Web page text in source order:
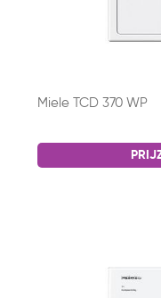
Miele TCD 370 WP